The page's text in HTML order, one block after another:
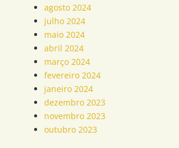
agosto 2024
julho 2024
maio 2024
abril 2024
março 2024
fevereiro 2024
janeiro 2024
dezembro 2023
novembro 2023
outubro 2023